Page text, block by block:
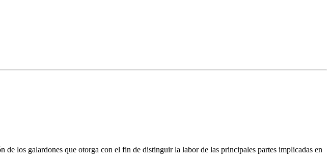
los galardones que otorga con el fin de distinguir la labor de las principales partes implicadas en